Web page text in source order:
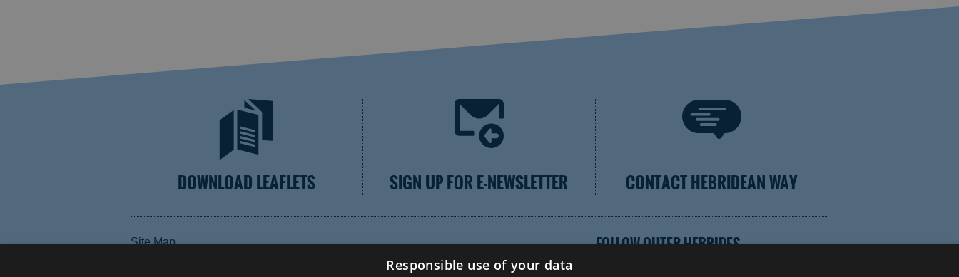
DOWNLOAD LEAFLETS SIGN UP FOR E-NEWSLETTER CONTACT HEBRIDEAN WAY
Site Map
FOLLOW OUTER HEBRIDES
Responsible use of your data